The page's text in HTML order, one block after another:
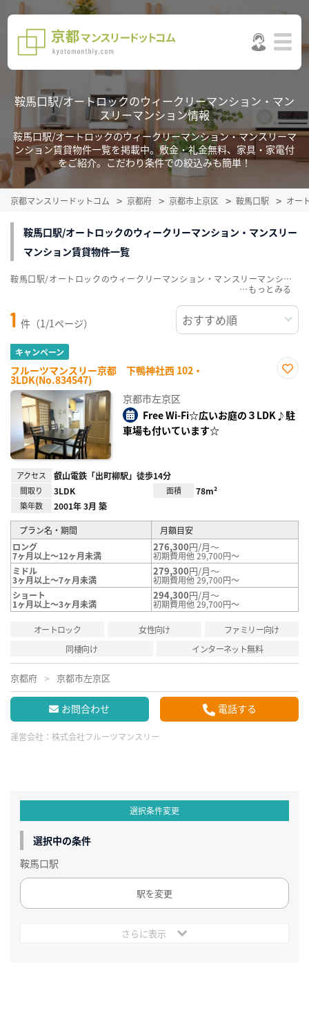
鞍馬口駅/オートロックのウィークリーマンション・マン
スリーマンション情報
鞍馬口駅/オートロックのウィークリーマンション・マンスリーマ
ンション賃貸物件一覧を掲載中。敷金・礼金無料、家具・家電付
をご紹介。こだわり条件での絞込みも簡単！
京都マンスリードットコム 京都府 京都市上京区 鞍馬口駅 オー
鞍馬口駅/オートロックのウィークリーマンション・マンスリー
マンション賃貸物件一覧
1 件（1/1ページ）
キャンペーン
フルーツマンスリー京都 下鴨神社西 102・
3LDK(No.834547)
録
京都市左京区
Free Wi-Fi☆広いお庭の３LDK♪駐
車場も付いています☆
アクセス 叡山電鉄「出町柳駅」徒歩14分
間取り 3LDK 面積 78m²
築年数 2001年 3月 築
プラン名・期間
月額目安
ロング
7ヶ月以上～12ヶ月未満
276,300円/月～
初期費用他 29,700円～
ミドル
3ヶ月以上～7ヶ月未満
279,300円/月～
初期費用他 29,700円～
ショート
1ヶ月以上～3ヶ月未満
294,300円/月～
初期費用他 29,700円～
オートロック 女性向け
ファミリー向け
同棲向け
インターネット無料
京都府 京都市左京区
お問合わせ 電話する
運営会社： 株式会社フルーツマンスリー
鞍馬口駅/オートロックのウィークリーマンション・マンスリーマンション賃貸物件一覧を掲載中。敷金・礼金無料、家具・家電付をご紹介。こだわり条件での絞込みも簡単！
…
選択条件変更
選択中の条件
鞍馬口駅
駅を変更
さらに表示